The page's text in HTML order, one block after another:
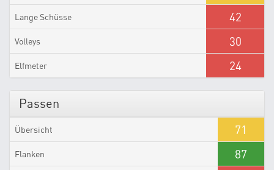
Lange Schüsse 42
Volleys 30
Elfmeter 24
Passen
Übersicht 71
Flanken 87